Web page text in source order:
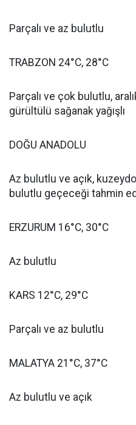
Parçalı ve az bulutlu
TRABZON 24°C, 28°C
Parçalı ve çok bulutlu,
gürültülü sağanak yağışlı
DOĞU ANADOLU
Az bulutlu ve açık,
bulutlu geçeceği tahmin
ERZURUM 16°C, 30°C
Az bulutlu
KARS 12°C, 29°C
Parçalı ve az bulutlu
MALATYA 21°C, 37°C
Az bulutlu ve açık